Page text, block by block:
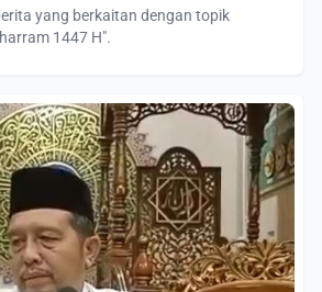
yang berkaitan dengan topik
1447 H".